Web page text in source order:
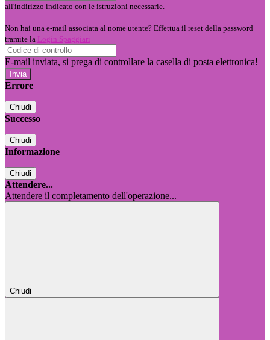
all'indirizzo indicato con le istruzioni necessarie.
Non hai una e-mail associata al nome utente? Effettua il reset della password
tramite la Login Spaggiari
E-mail inviata, si prega di controllare la casella di posta elettronica!
Errore
Chiudi
Successo
Chiudi
Informazione
Chiudi
Attendere...
Attendere il completamento dell'operazione...
Chiudi